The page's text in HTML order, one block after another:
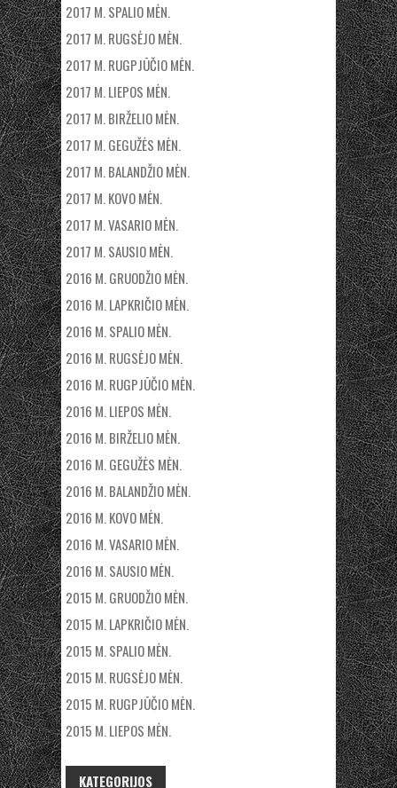
2017 M. SPALIO MĖN.
2017 M. RUGSĖJO MĖN.
2017 M. RUGPJŪČIO MĖN.
2017 M. LIEPOS MĖN.
2017 M. BIRŽELIO MĖN.
2017 M. GEGUŽĖS MĖN.
2017 M. BALANDŽIO MĖN.
2017 M. KOVO MĖN.
2017 M. VASARIO MĖN.
2017 M. SAUSIO MĖN.
2016 M. GRUODŽIO MĖN.
2016 M. LAPKRIČIO MĖN.
2016 M. SPALIO MĖN.
2016 M. RUGSĖJO MĖN.
2016 M. RUGPJŪČIO MĖN.
2016 M. LIEPOS MĖN.
2016 M. BIRŽELIO MĖN.
2016 M. GEGUŽĖS MĖN.
2016 M. BALANDŽIO MĖN.
2016 M. KOVO MĖN.
2016 M. VASARIO MĖN.
2016 M. SAUSIO MĖN.
2015 M. GRUODŽIO MĖN.
2015 M. LAPKRIČIO MĖN.
2015 M. SPALIO MĖN.
2015 M. RUGSĖJO MĖN.
2015 M. RUGPJŪČIO MĖN.
2015 M. LIEPOS MĖN.
KATEGORIJOS